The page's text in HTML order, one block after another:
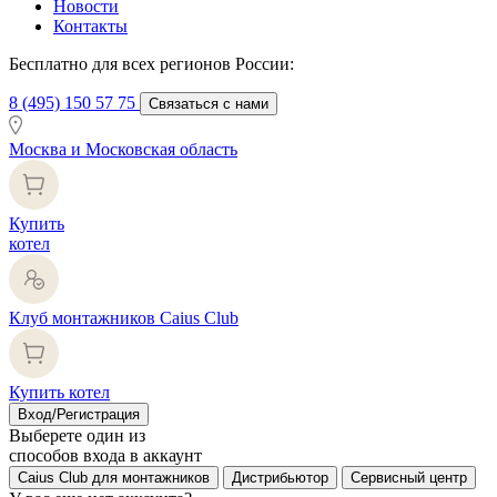
Новости
Контакты
Бесплатно для всех регионов России:
8 (495) 150 57 75 Связаться с нами
Москва и Московская область
Купить
котел
Клуб монтажников Caius Club
Купить котел
Вход/Регистрация
Выберете один из
способов входа в аккаунт
Caius Club для монтажников Дистрибьютор Сервисный центр